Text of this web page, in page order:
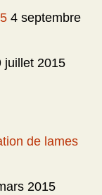
4 septembre
juillet 2015
de lames
2015